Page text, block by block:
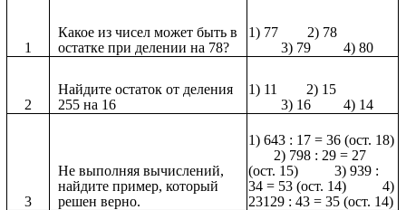
1
Какое из чисел может быть в
остатке при делении на 78?
1) 77 2) 78
3) 79 4) 80
2
Найдите остаток от деления
255 на 16
1) 11 2) 15
3) 16 4) 14
3
Не выполняя вычислений,
найдите пример, который
решен верно.
1) 643 : 17 = 36 (ост. 18)
2) 798 : 29 = 27
(ост. 15) 3) 939 :
34 = 53 (ост. 14) 4)
23129 : 43 = 35 (ост. 14)